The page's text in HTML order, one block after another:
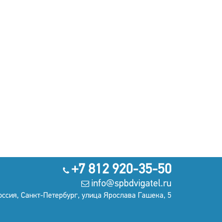
+7 812 920-35-50
info@spbdvigatel.ru
Санкт-Петербург, улица Ярослава Гашека, 5